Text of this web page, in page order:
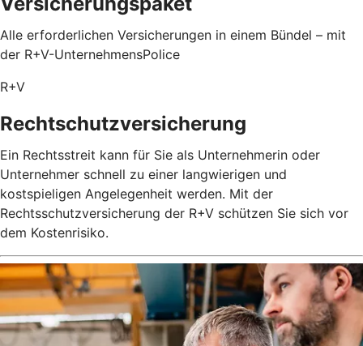
Alle erforderlichen Versicherungen in einem Bündel – mit
der R+V-UnternehmensPolice
R+V
Rechtschutzversicherung
Ein Rechtsstreit kann für Sie als Unternehmerin oder
Unternehmer schnell zu einer langwierigen und
kostspieligen Angelegenheit werden. Mit der
Rechtsschutzversicherung der R+V schützen Sie sich vor
dem Kostenrisiko.